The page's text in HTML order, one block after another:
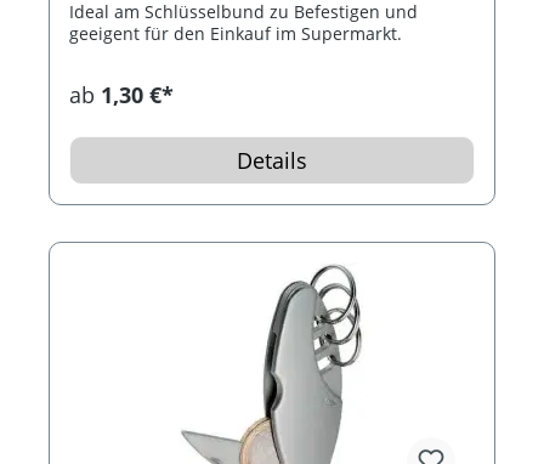
Ideal am Schlüsselbund zu Befestigen und
geeigent für den Einkauf im Supermarkt.
ab 1,30 €*
Details